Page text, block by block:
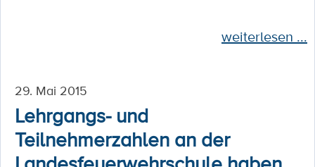
weiterlesen ...
29. Mai 2015
Lehrgangs- und
Teilnehmerzahlen an der